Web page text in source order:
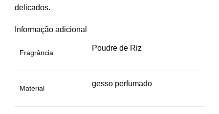
delicados.
Informação adicional
Fragrância
Poudre de Riz
Material
gesso perfumado